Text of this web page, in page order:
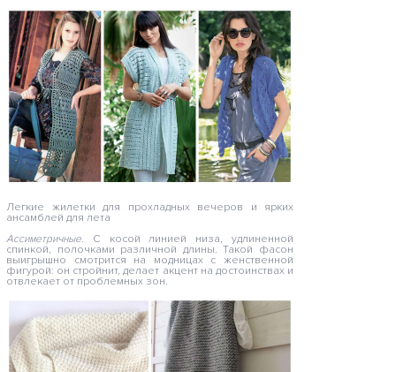
Легкие жилетки для прохладных вечеров и ярких
ансамблей для лета
Ассиметричные. С косой линией низа, удлиненной
спинкой, полочками различной длины. Такой фасон
выигрышно смотрится на модницах с женственной
фигурой: он стройнит, делает акцент на достоинствах и
отвлекает от проблемных зон.